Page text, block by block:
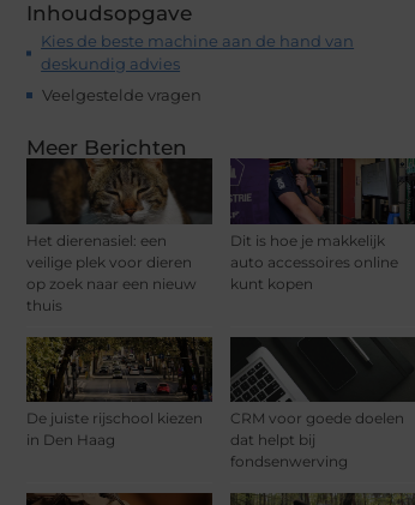
Inhoudsopgave
Kies de beste machine aan de hand van
deskundig advies
Veelgestelde vragen
Meer Berichten
Het dierenasiel: een
veilige plek voor dieren
op zoek naar een nieuw
thuis
Dit is hoe je makkelijk
auto accessoires online
kunt kopen
De juiste rijschool kiezen
in Den Haag
CRM voor goede doelen
dat helpt bij
fondsenwerving